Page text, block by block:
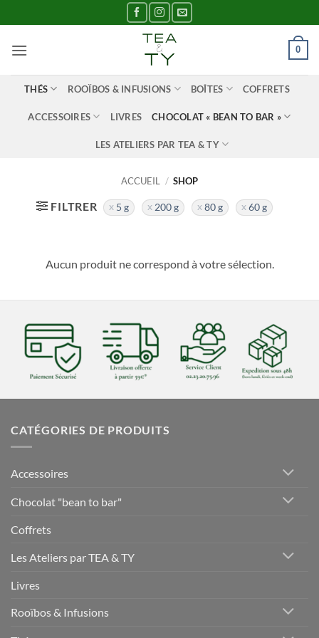
au
contenu
0
THÉS ROOÏBOS & INFUSIONS BOÎTES COFFRETS
ACCESSOIRES LIVRES CHOCOLAT « BEAN TO BAR »
LES ATELIERS PAR TEA & TY
ACCUEIL / SHOP
FILTRER 5 g 200 g 80 g 60 g
Aucun produit ne correspond à votre sélection.
CATÉGORIES DE PRODUITS
Accessoires
Chocolat "bean to bar"
Coffrets
Les Ateliers par TEA & TY
Livres
Rooïbos & Infusions